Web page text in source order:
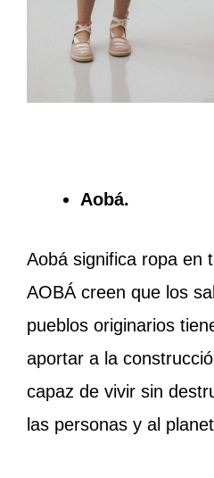
Aobá.
Aobá significa ropa en
AOBÁ creen que los
pueblos originarios
aportar a la
capaz de vivir sin
las personas y al